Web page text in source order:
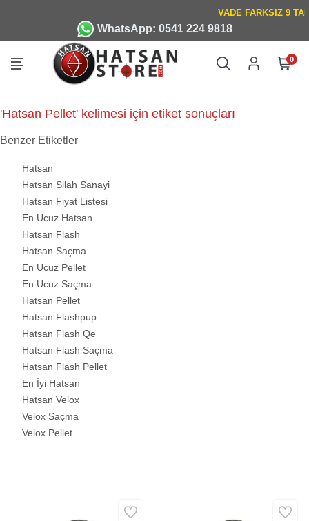
WhatsApp: 0541 224 9818
0
'Hatsan Pellet' kelimesi için etiket sonuçları
Benzer Etiketler
Hatsan
Hatsan Silah Sanayi
Hatsan Fiyat Listesi
En Ucuz Hatsan
Hatsan Flash
Hatsan Saçma
En Ucuz Pellet
En Ucuz Saçma
Hatsan Pellet
Hatsan Flashpup
Hatsan Flash Qe
Hatsan Flash Saçma
Hatsan Flash Pellet
En İyi Hatsan
Hatsan Velox
Velox Saçma
Velox Pellet